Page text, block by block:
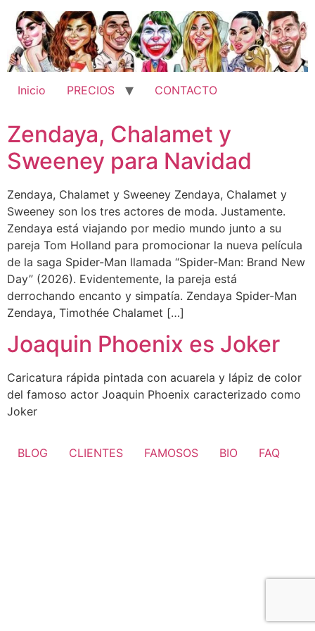
contenido
Inicio PRECIOS CONTACTO
Zendaya, Chalamet y
Sweeney para Navidad
Zendaya, Chalamet y Sweeney Zendaya, Chalamet y
Sweeney son los tres actores de moda. Justamente.
Zendaya está viajando por medio mundo junto a su
pareja Tom Holland para promocionar la nueva película
de la saga Spider-Man llamada “Spider-Man: Brand New
Day” (2026). Evidentemente, la pareja está
derrochando encanto y simpatía. Zendaya Spider-Man
Zendaya, Timothée Chalamet […]
Joaquin Phoenix es Joker
Caricatura rápida pintada con acuarela y lápiz de color
del famoso actor Joaquin Phoenix caracterizado como
Joker
BLOG CLIENTES FAMOSOS BIO FAQ